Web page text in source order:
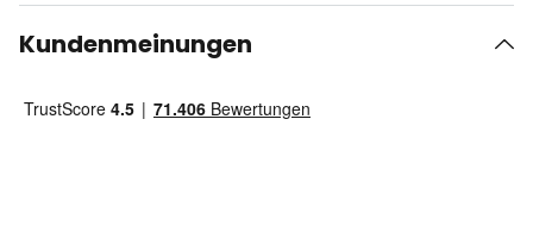
Kundenmeinungen